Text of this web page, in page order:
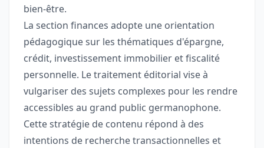
bien-être.
La section finances adopte une orientation
pédagogique sur les thématiques d'épargne,
crédit, investissement immobilier et fiscalité
personnelle. Le traitement éditorial vise à
vulgariser des sujets complexes pour les rendre
accessibles au grand public germanophone.
Cette stratégie de contenu répond à des
intentions de recherche transactionnelles et